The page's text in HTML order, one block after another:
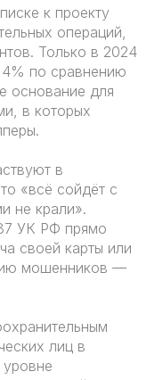
к проекту
операций,
Только в 2024
по сравнению
основание для
в которых
в
«всё сойдёт с
не крали».
УК РФ прямо
своей карты или
мошенников —
лиц в